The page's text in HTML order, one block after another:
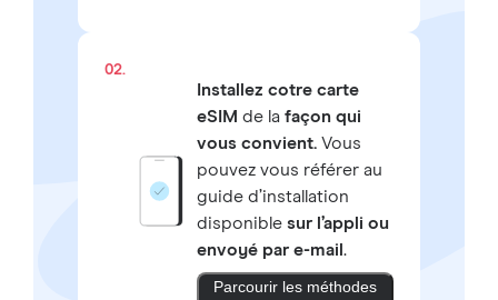
02.
Installez cotre carte
eSIM de la façon qui
vous convient.Vous
pouvez vous référer au
guide d’installation
disponible sur l’appli ou
envoyé par e-mail .
Parcourir les méthodes